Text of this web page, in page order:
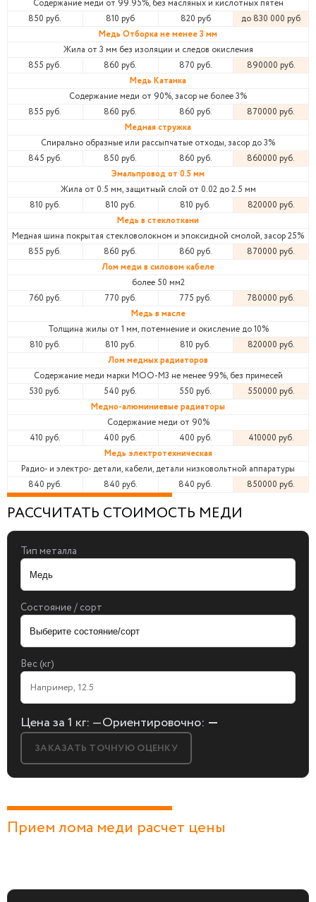
Содержание меди от 99.95%, без масляных и кислотных пятен
850 руб.
810 руб 820 руб
до 830 000 руб
Медь Отборка не менее 3 мм
Жила от 3 мм без изоляции и следов окисления
855 руб.
860 руб. 870 руб.
890000 руб.
Медь Катанка
Содержание меди от 90%, засор не более 3%
855 руб.
860 руб. 860 руб.
870000 руб.
Медная стружка
Спирально образные или рассыпчатые отходы, засор до 3%
845 руб.
850 руб. 860 руб.
860000 руб.
Эмальпровод от 0.5 мм
Жила от 0.5 мм, защитный слой от 0.02 до 2.5 мм
810 руб.
810 руб. 810 руб.
820000 руб.
Медь в стеклоткани
Медная шина покрытая стекловолокном и эпоксидной смолой, засор 25%
855 руб.
860 руб. 860 руб.
870000 руб.
Лом меди в силовом кабеле
более 50 мм2
760 руб.
770 руб. 775 руб.
780000 руб.
Медь в масле
Толщина жилы от 1 мм, потемнение и окисление до 10%
810 руб.
810 руб. 810 руб.
820000 руб.
Лом медных радиаторов
Содержание меди марки МОО-М3 не менее 99%, без примесей
530 руб.
540 руб. 550 руб.
550000 руб.
Медно-алюминиевые радиаторы
Содержание меди от 90%
410 руб.
400 руб. 400 руб.
410000 руб.
Медь электротехническая
Радио- и электро- детали, кабели, детали низковольтной аппаратуры
840 руб.
840 руб. 840 руб. 850000 руб.
РАССЧИТАТЬ СТОИМОСТЬ МЕДИ
Тип металла
Состояние / сорт
Вес (кг)
Цена за 1 кг: —Ориентировочно: —
ЗАКАЗАТЬ ТОЧНУЮ ОЦЕНКУ
БЕСПЛАТНАЯ КОНСУЛЬТАЦИЯ
Заполните форму, мы сами к вам позвоним!
Прием лома меди расчет цены